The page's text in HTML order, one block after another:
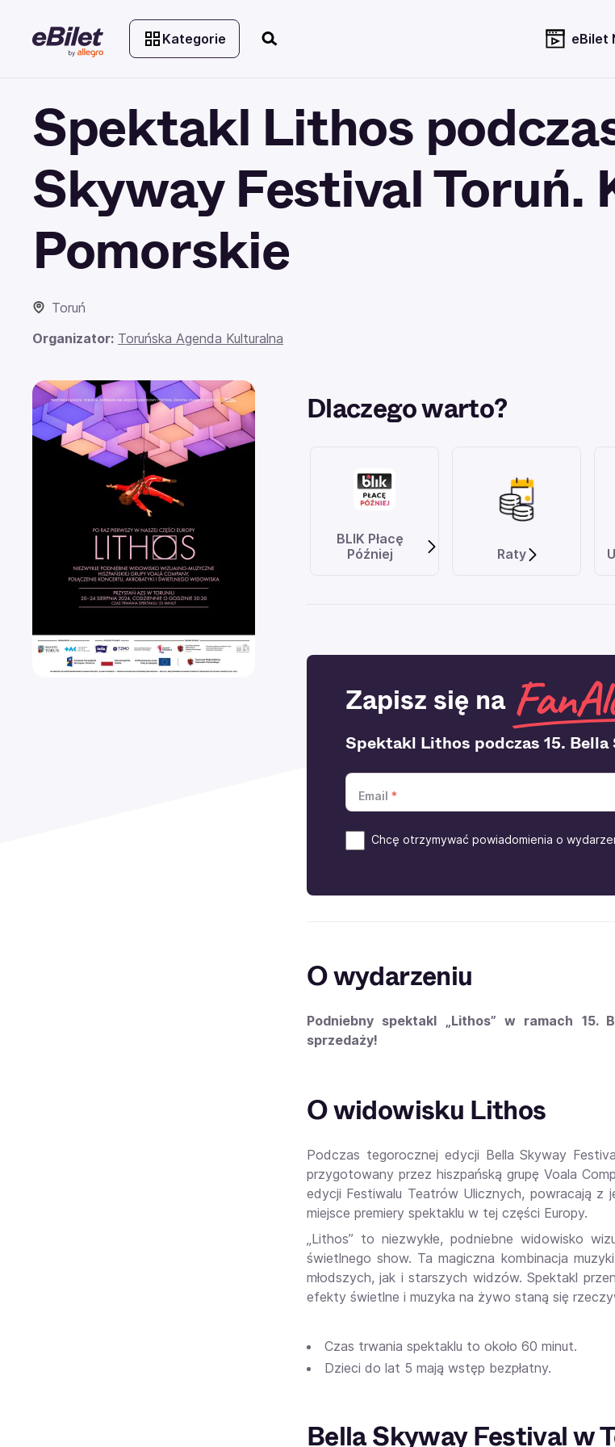
Kategorie eBilet
Spektakl Lithos
Skyway Festival Toruń.
Pomorskie
Toruń
Organizator: Toruńska Agenda Kulturalna
Dlaczego warto?
BLIK Płacę
Później
Raty
Zapisz się na
Spektakl Lithos podczas 15.
Email
Chcę otrzymywać powiadomienia o
O wydarzeniu
Podniebny spektakl „Lithos” w ramach 15.
sprzedaży!
O widowisku Lithos
Podczas tegorocznej edycji Bella Skyway
przygotowany przez hiszpańską grupę Voala
edycji Festiwalu Teatrów Ulicznych, powracają z
miejsce premiery spektaklu w tej części Europy.
„Lithos” to niezwykłe, podniebne widowisko
świetlnego show. Ta magiczna kombinacja
młodszych, jak i starszych widzów. Spektakl
efekty świetlne i muzyka na żywo staną się
Czas trwania spektaklu to około 60 minut.
Dzieci do lat 5 mają wstęp bezpłatny.
Bella Skyway Festival w